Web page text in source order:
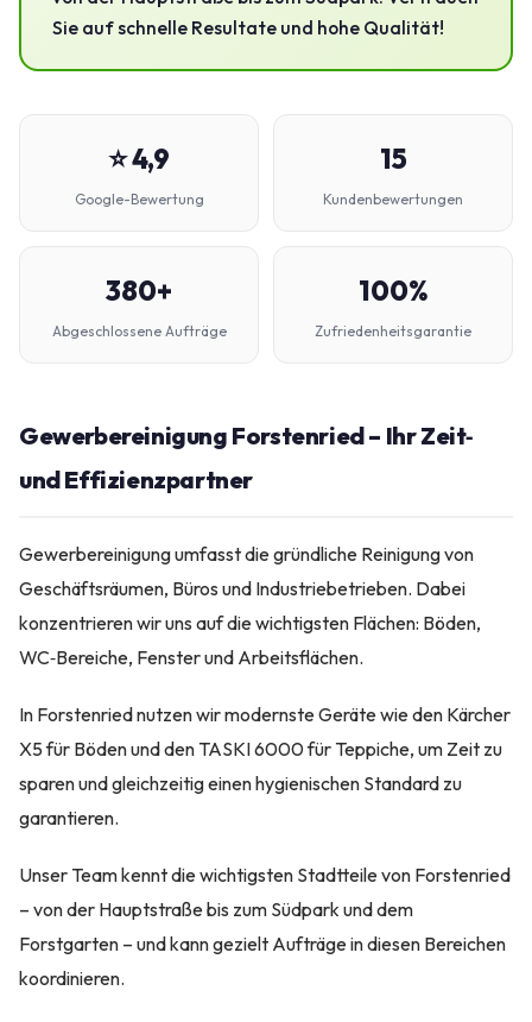
Sie auf schnelle Resultate und hohe Qualität!
⭐ 4,9
Google-Bewertung
15
Kundenbewertungen
380+
Abgeschlossene Aufträge
100%
Zufriedenheitsgarantie
Gewerbereinigung Forstenried – Ihr Zeit‑
und Effizienzpartner
Gewerbereinigung umfasst die gründliche Reinigung von
Geschäftsräumen, Büros und Industriebetrieben. Dabei
konzentrieren wir uns auf die wichtigsten Flächen: Böden,
WC‑Bereiche, Fenster und Arbeitsflächen.
In Forstenried nutzen wir modernste Geräte wie den Kärcher
X5 für Böden und den TASKI 6000 für Teppiche, um Zeit zu
sparen und gleichzeitig einen hygienischen Standard zu
garantieren.
Unser Team kennt die wichtigsten Stadtteile von Forstenried
– von der Hauptstraße bis zum Südpark und dem
Forstgarten – und kann gezielt Aufträge in diesen Bereichen
koordinieren.